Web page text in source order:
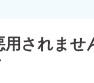
されませ